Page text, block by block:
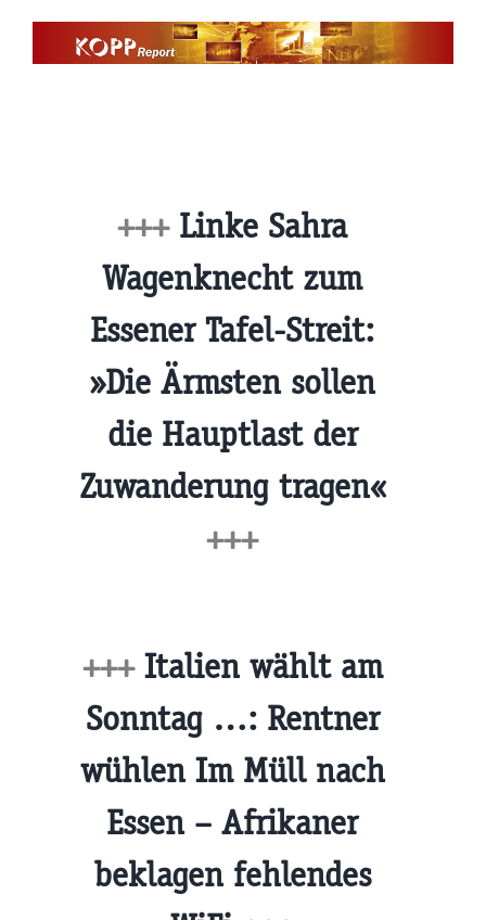
+++ Linke Sahra
Wagenknecht zum
Essener Tafel-Streit:
»Die Ärmsten sollen
die Hauptlast der
Zuwanderung tragen«
+++
+++ Italien wählt am
Sonntag …: Rentner
wühlen Im Müll nach
Essen – Afrikaner
beklagen fehlendes